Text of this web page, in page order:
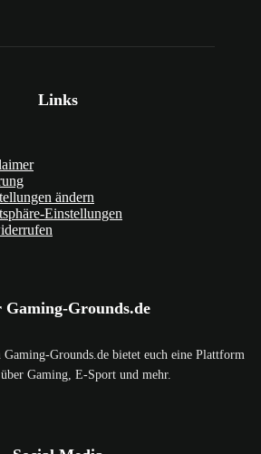
Links
ändern
Einstellungen
Gaming-Grounds.de
Grounds.de bietet euch eine Plattform
Gaming, E-Sport und mehr.